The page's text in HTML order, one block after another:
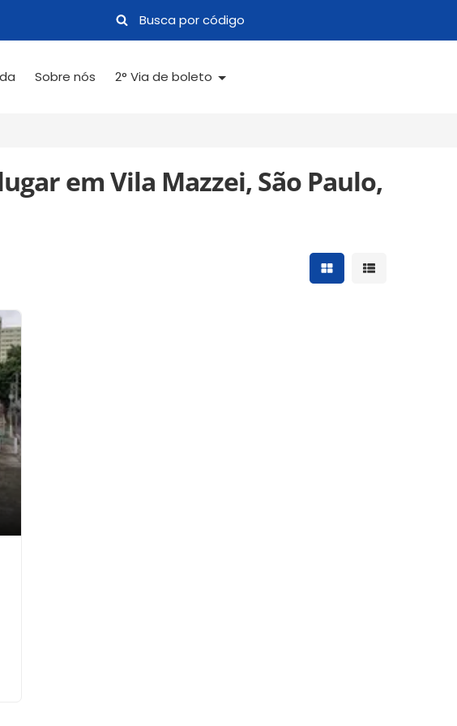
Sobre nós 2° Via de boleto
em Vila Mazzei, São Paulo,
Mostrar resultados
Mostrar